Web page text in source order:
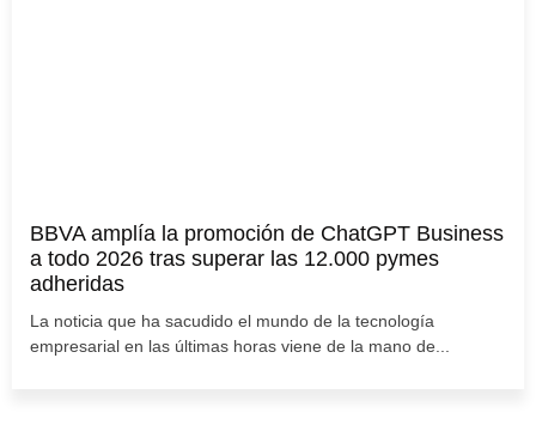
BBVA amplía la promoción de ChatGPT Business
a todo 2026 tras superar las 12.000 pymes
adheridas
La noticia que ha sacudido el mundo de la tecnología
empresarial en las últimas horas viene de la mano de...